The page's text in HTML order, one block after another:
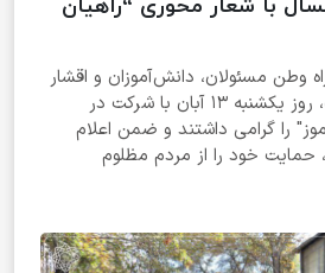
با شعار محوری “راهیان
وطن مسئولان، دانش‌آموزان و اقشار
مختلف شهرستان مراغه، روز یکشنبه ۱۳ آبان با شرکت در
را گرامی داشتند و ضمن اعلام
حمایت خود را از مردم مظلوم